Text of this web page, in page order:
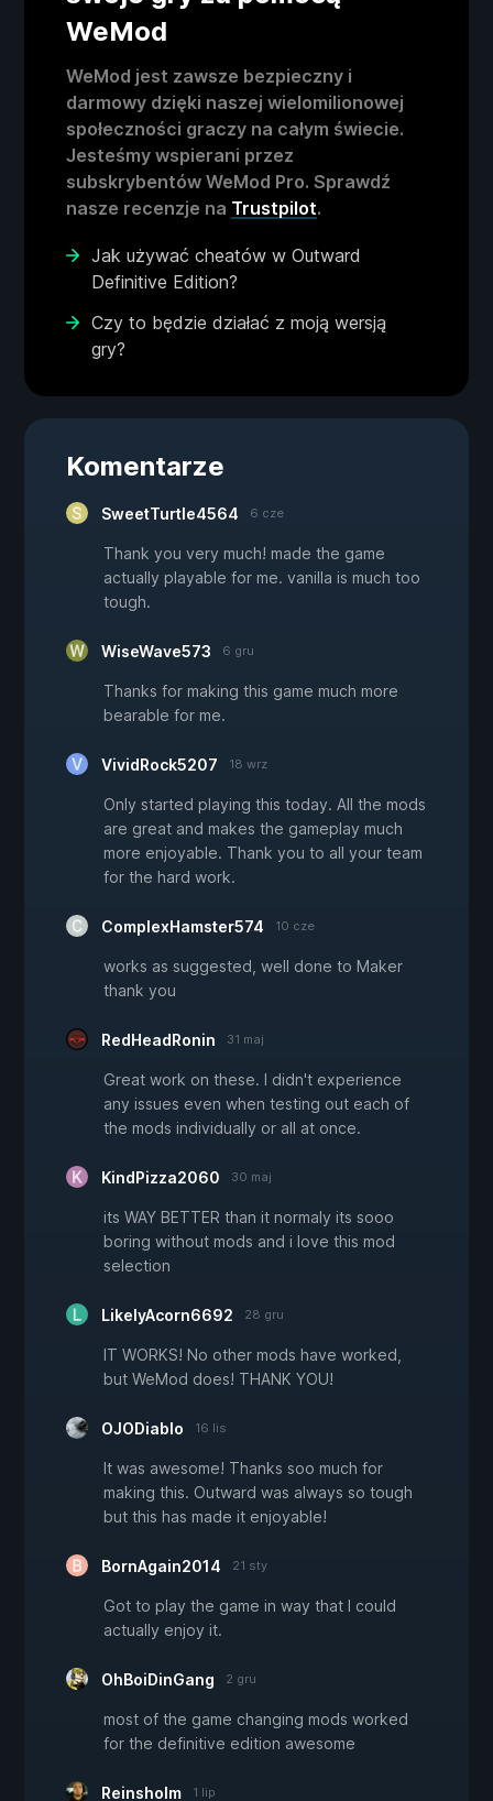
WeMod
WeMod jest zawsze bezpieczny i
darmowy dzięki naszej wielomilionowej
społeczności graczy na całym świecie.
Jesteśmy wspierani przez
subskrybentów WeMod Pro. Sprawdź
nasze recenzje na Trustpilot.
Jak używać cheatów w Outward
Definitive Edition?
Czy to będzie działać z moją wersją
gry?
Komentarze
SweetTurtle4564 6 cze
Thank you very much! made the game
actually playable for me. vanilla is much too
tough.
WiseWave573 6 gru
Thanks for making this game much more
bearable for me.
VividRock5207 18 wrz
Only started playing this today. All the mods
are great and makes the gameplay much
more enjoyable. Thank you to all your team
for the hard work.
ComplexHamster574 10 cze
works as suggested, well done to Maker
thank you
RedHeadRonin 31 maj
Great work on these. I didn't experience
any issues even when testing out each of
the mods individually or all at once.
KindPizza2060 30 maj
its WAY BETTER than it normaly its sooo
boring without mods and i love this mod
selection
LikelyAcorn6692 28 gru
IT WORKS! No other mods have worked,
but WeMod does! THANK YOU!
OJODiablo 16 lis
It was awesome! Thanks soo much for
making this. Outward was always so tough
but this has made it enjoyable!
BornAgain2014 21 sty
Got to play the game in way that I could
actually enjoy it.
OhBoiDinGang 2 gru
most of the game changing mods worked
for the definitive edition awesome
Reinsholm 1 lip